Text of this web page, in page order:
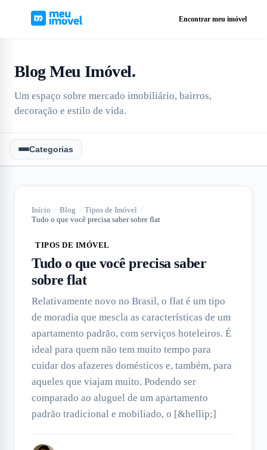
Encontrar meu imóvel
Blog Meu Imóvel.
Um espaço sobre mercado imobiliário, bairros,
decoração e estilo de vida.
Categorias
Início / Blog / Tipos de Imóvel /
Tudo o que você precisa saber sobre flat
TIPOS DE IMÓVEL
Tudo o que você precisa saber
sobre flat
Relativamente novo no Brasil, o flat é um tipo
de moradia que mescla as características de um
apartamento padrão, com serviços hoteleiros. É
ideal para quem não tem muito tempo para
cuidar dos afazeres domésticos e, também, para
aqueles que viajam muito. Podendo ser
comparado ao aluguel de um apartamento
padrão tradicional e mobiliado, o [&hellip;]